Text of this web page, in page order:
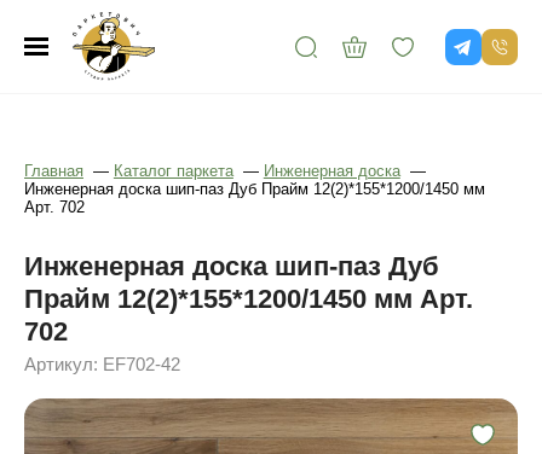
Главная — Каталог паркета — Инженерная доска —
Инженерная доска шип-паз Дуб Прайм 12(2)*155*1200/1450 мм
Арт. 702
Инженерная доска шип-паз Дуб
Прайм 12(2)*155*1200/1450 мм Арт.
702
Артикул: EF702-42